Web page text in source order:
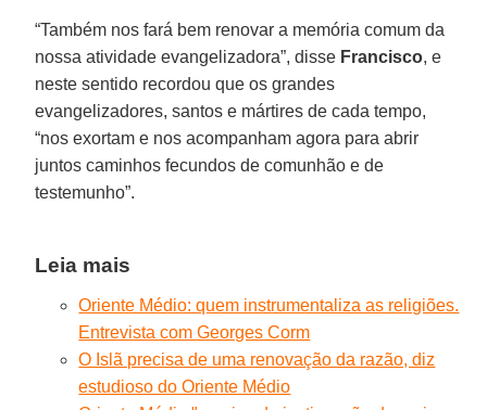
“Também nos fará bem renovar a memória comum da
nossa atividade evangelizadora”, disse Francisco, e
neste sentido recordou que os grandes
evangelizadores, santos e mártires de cada tempo,
“nos exortam e nos acompanham agora para abrir
juntos caminhos fecundos de comunhão e de
testemunho”.
Leia mais
Oriente Médio: quem instrumentaliza as religiões.
Entrevista com Georges Corm
O Islã precisa de uma renovação da razão, diz
estudioso do Oriente Médio